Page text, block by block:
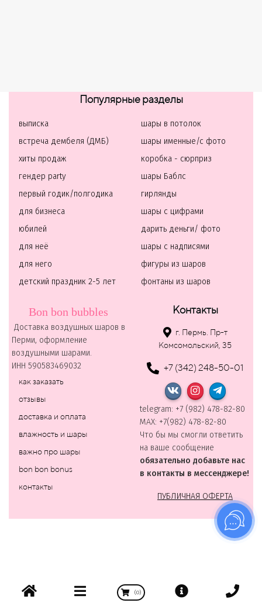
Популярные разделы
выписка
встреча дембеля (ДМБ)
хиты продаж
гендер party
первый годик/полгодика
для бизнеса
юбилей
для неё
для него
детский праздник 2-5 лет
шары в потолок
шары именные/с фото
коробка - сюрприз
шары Баблс
гирлянды
шары с цифрами
дарить деньги/ фото
шары с надписями
фигуры из шаров
фонтаны из шаров
Bon bon bubbles
Доставка воздушных шаров в
Перми, оформление
воздушными шарами.
ИНН 590583469032
как заказать
отзывы
доставка и оплата
влажность и шары
важно про шары
bon bon bonus
контакты
Контакты
г. Пермь. Пр-т
Комсомольский, 35
+7 (342) 248-50-01
telegram: +7 (982) 478-82-80
MAХ: +7(982) 478-82-80
Что бы мы смогли ответить
на ваше сообщение
обязательно добавьте нас
в контакты в мессенджере!
ПУБЛИЧНАЯ ОФЕРТА
(0)